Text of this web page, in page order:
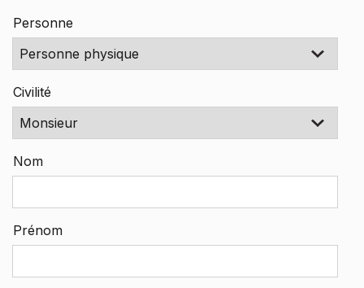
Personne
Civilité
Nom
Prénom